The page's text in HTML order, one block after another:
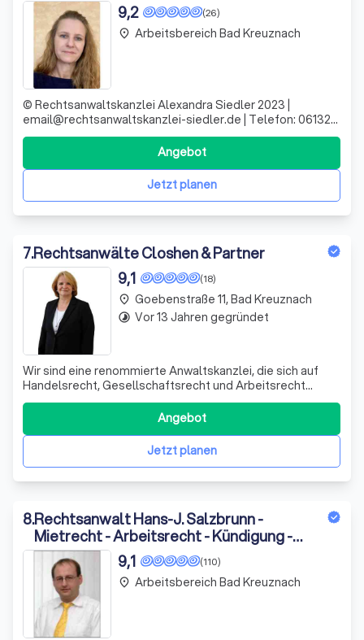
(26)
9,2
© Rechtsanwaltskanzlei Alexandra Siedler 2023 |
email@rechtsanwaltskanzlei-siedler.de | Telefon: 06132-
88456 Datenschutz aktualisiert am 17.07.2023 „Streitende
sollen wissen, dass nie der eine ganz recht hat und der
andere ganz unrecht." (Kurt Tucholsky) „Wenn du im Recht
bist, kann
Jetzt planen
Angebot
place Arbeitsbereich Bad Kreuznach
7.Rechtsanwälte Closhen & Partner
(18)
9,1
Wir sind eine renommierte Anwaltskanzlei, die sich auf
Handelsrecht, Gesellschaftsrecht und Arbeitsrecht
spezialisiert hat. Unsere Expertise ermöglicht es uns,
Kaufleute in allen rechtlichen Belangen zu unterstützen,
von Kaufverträgen über Kooperationen bis hin zu
gewerblichem Rechtsschutz und der Ü
Jetzt planen
Angebot
place Goebenstraße 11, Bad Kreuznach
timelapse Vor 13 Jahren gegründet
8.Rechtsanwalt Hans-J. Salzbrunn -
Mietrecht - Arbeitsrecht - Kündigung -
Scheidung
(110)
9,1
place Arbeitsbereich Bad Kreuznach